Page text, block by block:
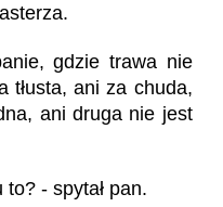
gdzie trawa nie
tłusta, ani za chuda,
ani druga nie jest
to? - spytał pan.